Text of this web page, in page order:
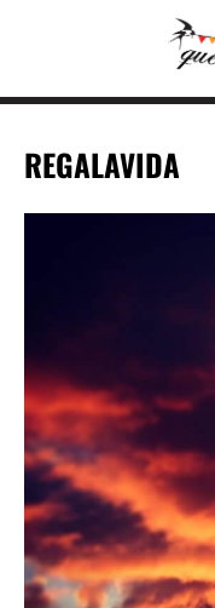
REGALAVIDA